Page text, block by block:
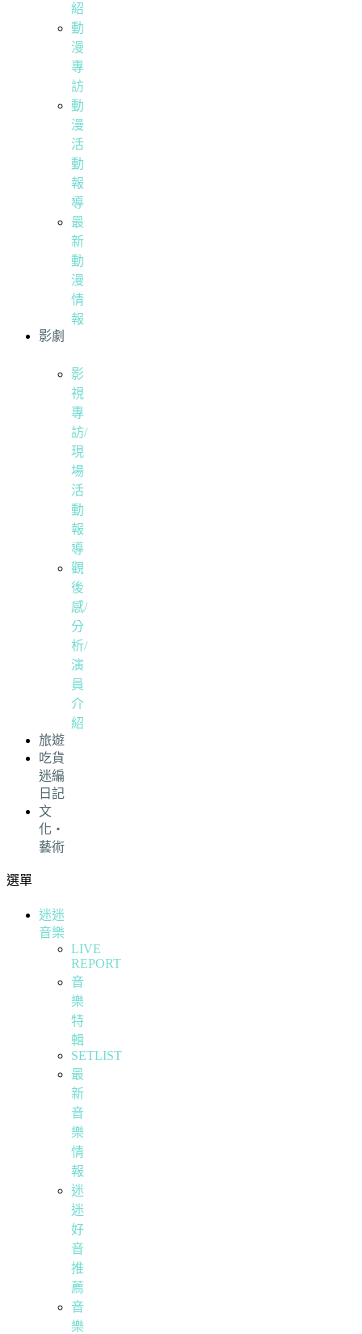
紹
動
漫
專
訪
動
漫
活
動
報
導
最
新
動
漫
情
報
影劇
影
視
專
訪/
現
場
活
動
報
導
觀
後
感/
分
析/
演
員
介
紹
旅遊
吃貨
迷編
日記
文
化・
藝術
選單
迷迷
音樂
LIVE
REPORT
音
樂
特
輯
SETLIST
最
新
音
樂
情
報
迷
迷
好
音
推
薦
音
樂